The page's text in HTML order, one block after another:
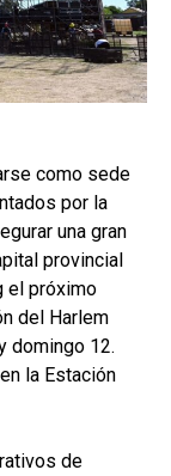
como sede
por la
una gran
provincial
el próximo
del Harlem
domingo 12.
la Estación
de